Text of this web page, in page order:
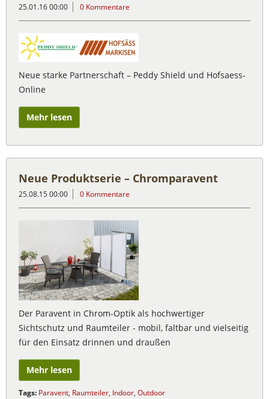
25.01.16 00:00 0 Kommentare
Neue starke Partnerschaft – Peddy Shield und Hofsaess-
Online
Mehr lesen
Neue Produktserie – Chromparavent
25.08.15 00:00 0 Kommentare
Der Paravent in Chrom-Optik als hochwertiger
Sichtschutz und Raumteiler - mobil, faltbar und vielseitig
für den Einsatz drinnen und draußen
Mehr lesen
Tags: Paravent, Raumteiler, Indoor, Outdoor